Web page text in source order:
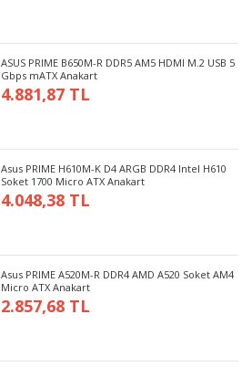
ASUS PRIME B650M-R DDR5 AM5 HDMI M.2 USB 5
Gbps mATX Anakart
4.881,87 TL
Asus PRIME H610M-K D4 ARGB DDR4 Intel H610
Soket 1700 Micro ATX Anakart
4.048,38 TL
Asus PRIME A520M-R DDR4 AMD A520 Soket AM4
Micro ATX Anakart
2.857,68 TL